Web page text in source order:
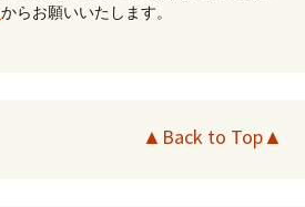
からお願いいたします。
▲Back to Top▲